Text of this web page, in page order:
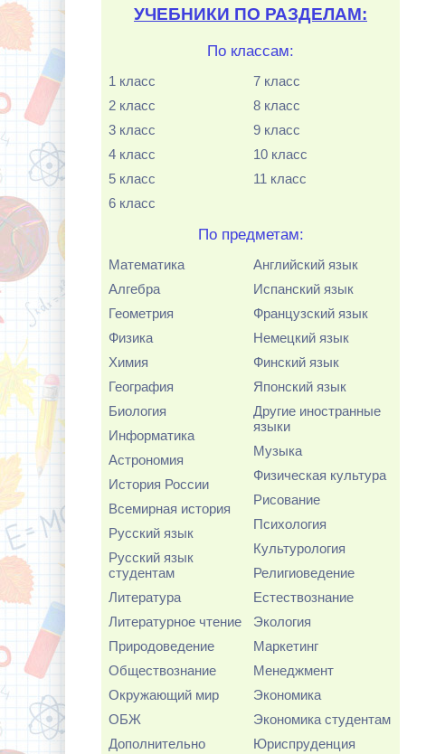
УЧЕБНИКИ ПО РАЗДЕЛАМ:
По классам:
1 класс
2 класс
3 класс
4 класс
5 класс
6 класс
7 класс
8 класс
9 класс
10 класс
11 класс
По предметам:
Математика
Алгебра
Геометрия
Физика
Химия
География
Биология
Информатика
Астрономия
История России
Всемирная история
Русский язык
Русский язык
студентам
Литература
Литературное чтение
Природоведение
Обществознание
Окружающий мир
ОБЖ
Дополнительно
Английский язык
Испанский язык
Французский язык
Немецкий язык
Финский язык
Японский язык
Другие иностранные
языки
Музыка
Физическая культура
Рисование
Психология
Культурология
Религиоведение
Естествознание
Экология
Маркетинг
Менеджмент
Экономика
Экономика студентам
Юриспруденция